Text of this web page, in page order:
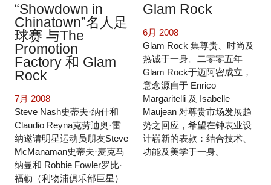
“Showdown in
Chinatown”名人足
球赛 与The
Promotion
Factory 和 Glam
Rock
7月 2008
Steve Nash史蒂夫·纳什和
Claudio Reyna克劳迪奥·雷
纳邀请明星运动员朋友Steve
McManaman史蒂夫·麦克马
纳曼和 Robbie Fowler罗比·
福勒（利物浦俱乐部巨星）
Glam Rock
6月 2008
Glam Rock 集尊贵、时尚及
热诚于一身。二零零五年
Glam Rock于迈阿密成立，
意念源自于 Enrico
Margaritelli 及 Isabelle
Maujean 对尊贵市场发展趋
势之回应，希望在钟表业设
计崭新的表款：结合技术、
功能及美学于一身。